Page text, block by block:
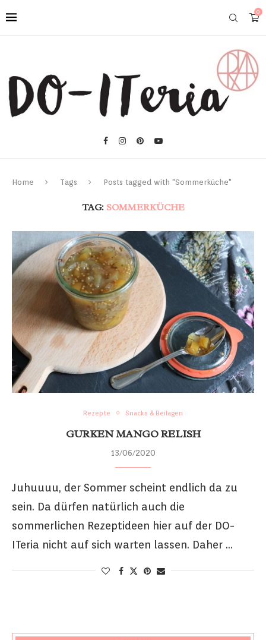
0
Home Tags Posts tagged with "Sommerküche"
TAG: SOMMERKÜCHE
Rezepte Snacks & Beilagen
GURKEN MANGO RELISH
13/06/2020
Juhuuuu, der Sommer scheint endlich da zu
sein. Da dürfen natürlich auch die
sommerlichen Rezeptideen hier auf der DO-
ITeria nicht auf sich warten lassen. Daher …